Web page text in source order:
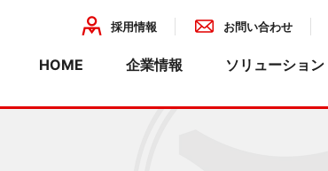
採用情報 お問い合わせ
HOME 企業情報
会社概要 組織・事業 沿革
ソリューション